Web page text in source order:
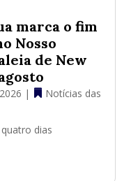
marca o fim
Nosso
de New
|
Notícias das
dias